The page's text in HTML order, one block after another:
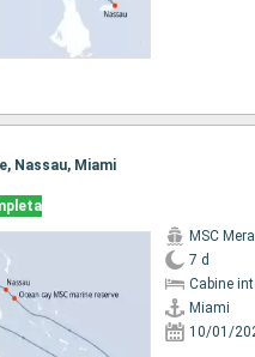
Nassau, Miami
MSC
7 d
Cabine
Miami
10/01/